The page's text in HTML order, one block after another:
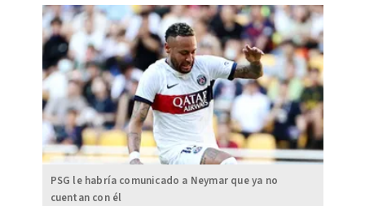
PSG le habría comunicado a Neymar que ya no
cuentan con él